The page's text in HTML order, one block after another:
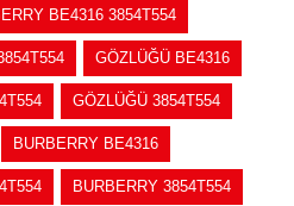
BE4316 3854T554
GÖZLÜĞÜ BE4316
GÖZLÜĞÜ 3854T554
BURBERRY BE4316
BURBERRY 3854T554